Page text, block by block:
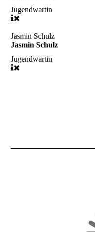
Jugendwartin
Jasmin Schulz
Jasmin Schulz
Jugendwartin